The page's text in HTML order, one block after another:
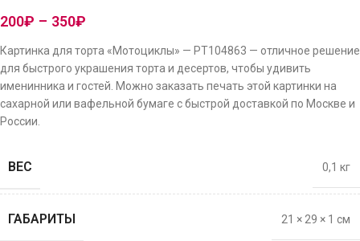
200₽ – 350₽
Картинка для торта «Мотоциклы» — PT104863 — отличное решение
для быстрого украшения торта и десертов, чтобы удивить
именинника и гостей. Можно заказать печать этой картинки на
сахарной или вафельной бумаге с быстрой доставкой по Москве и
России.
ВЕС 0,1 кг
ГАБАРИТЫ 21 × 29 × 1 см